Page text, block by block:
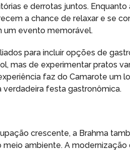
e derrotas juntos.
a chance de relaxar e se
um evento memorável.
para incluir opções de
mas de experimentar pratos
faz do Camarote um
verdadeira festa gastronômica.
crescente, a Brahma
ambiente. A modernização